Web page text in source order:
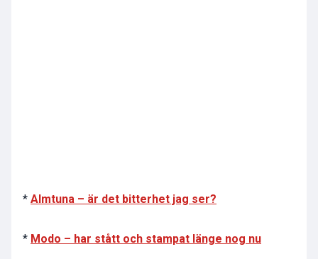
* Almtuna – är det bitterhet jag ser?
* Modo – har stått och stampat länge nog nu